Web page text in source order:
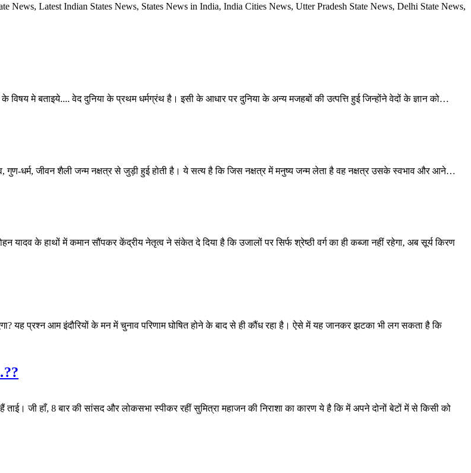
Latest Indian States News, States News in India, India Cities News, Utter Pradesh State News, Delhi State News,
के विषय मे बताइये....वेद दुनिया के प्रथम धर्मग्रंथ है। इसी के आधार पर दुनिया के अन्य मजहबों की उत्पत्ति हुई जिन्होंने वेदों के ज्ञान को…
गुण-धर्म, जीवन शैली जन्म नक्षत्र से जुड़ी हुई होती है। ये सत्य है कि जिस नक्षत्र में मनुष्य जन्म लेता है वह नक्षत्र उसके स्वभाव और आने…
के हाथों में कमान सौंपकर केंद्रीय नेतृत्व ने संकेत दे दिया है कि उजालों पर सिर्फ श्रेष्ठी वर्ग का ही कब्जा नहीं रहेगा, अब सूर्य किरण
यह प्रश्न आम इंदौरियों के मन में चुनाव परिणाम घोषित होने के बाद से ही कौंध रहा है। ऐसे में यह जानकर झटका भी लग सकता है कि
हैं ताई। जी हाँ, 8 बार की सांसद और लोकसभा स्पीकर रहीं सुमित्रा महाजन की निराशा का कारण ये है कि में अपने दोनों बेटों में से किसी को